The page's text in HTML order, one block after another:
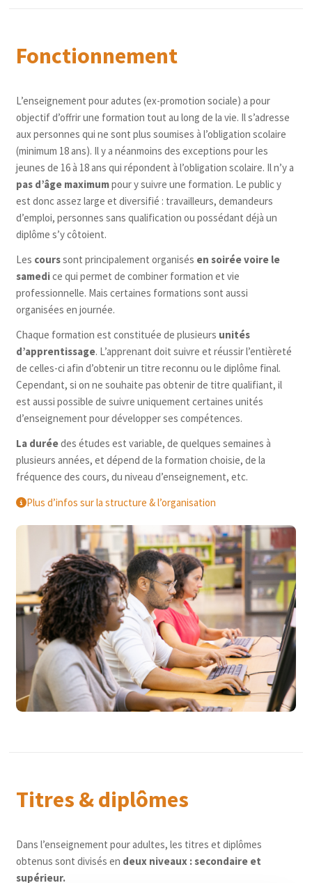
Fonctionnement
L’enseignement pour adutes (ex-promotion sociale) a pour
objectif d’offrir une formation tout au long de la vie. Il s’adresse
aux personnes qui ne sont plus soumises à l’obligation scolaire
(minimum 18 ans). Il y a néanmoins des exceptions pour les
jeunes de 16 à 18 ans qui répondent à l’obligation scolaire. Il n’y a
pas d’âge maximumpour y suivre une formation. Le public y
est donc assez large et diversifié : travailleurs, demandeurs
d’emploi, personnes sans qualification ou possédant déjà un
diplôme s’y côtoient.
Les courssont principalement organisés en soirée voire le
samedice qui permet de combiner formation et vie
professionnelle. Mais certaines formations sont aussi
organisées en journée.
Chaque formation est constituée de plusieurs unités
d’apprentissage. L’apprenant doit suivre et réussir l’entièreté
de celles-ci afin d’obtenir un titre reconnu ou le diplôme final.
Cependant, si on ne souhaite pas obtenir de titre qualifiant, il
est aussi possible de suivre uniquement certaines unités
d’enseignement pour développer ses compétences.
La duréedes études est variable, de quelques semaines à
plusieurs années, et dépend de la formation choisie, de la
fréquence des cours, du niveau d’enseignement, etc.
Titres & diplômes
Dans l’enseignement pour adultes, les titres et diplômes
obtenus sont divisés en deux niveaux : secondaire et
supérieur.